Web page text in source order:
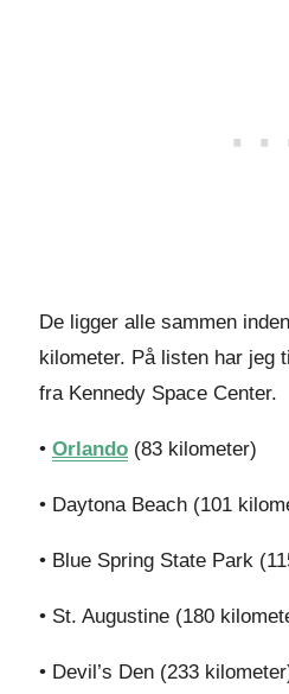
De ligger alle sammen
kilometer. På listen har jeg
fra Kennedy Space Center.
• Orlando (83 kilometer)
• Daytona Beach (101
• Blue Spring State Park
• St. Augustine (180
• Devil’s Den (233